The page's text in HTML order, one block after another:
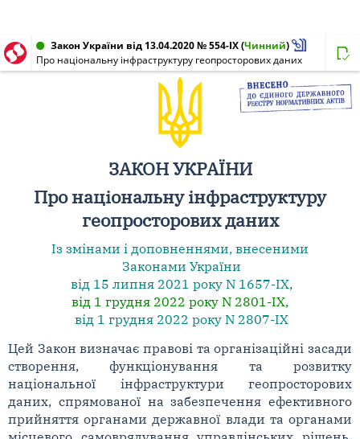
Закон України від 13.04.2020 № 554-IX(Чинний)
Про національну інфраструктуру геопросторових даних